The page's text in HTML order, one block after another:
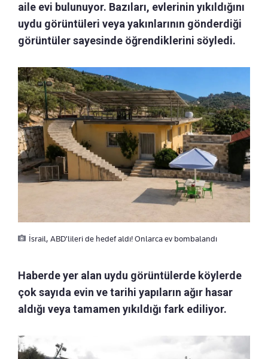
aile evi bulunuyor. Bazıları, evlerinin yıkıldığını
uydu görüntüleri veya yakınlarının gönderdiği
görüntüler sayesinde öğrendiklerini söyledi.
İsrail, ABD'lileri de hedef aldı! Onlarca ev bombalandı
Haberde yer alan uydu görüntülerde köylerde
çok sayıda evin ve tarihi yapıların ağır hasar
aldığı veya tamamen yıkıldığı fark ediliyor.